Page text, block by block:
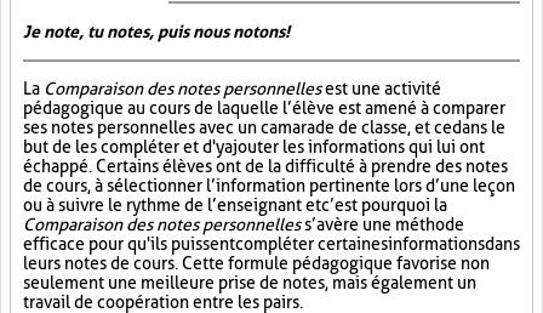
Je note, tu notes, puis nous notons!
La Comparaison des notes personnellesest une activité
pédagogique au cours de laquelle l’élève est amené à comparer
ses notes personnelles avec un camarade de classe, et ce dans le
but de les compléter et d'y ajouter les informations qui lui ont
échappé. Certains élèves ont de la difficulté à prendre des notes
de cours, à sélectionner l’information pertinente lors d’une leçon
ou à suivre le rythme de l’enseignant et c’est pourquoi la
Comparaison des notes personnelless’avère une méthode
efficace pour qu'ils puissent compléter certaines informations dans
leurs notes de cours. Cette formule pédagogique favorise non
seulement une meilleure prise de notes, mais également un
travail de coopération entre les pairs.